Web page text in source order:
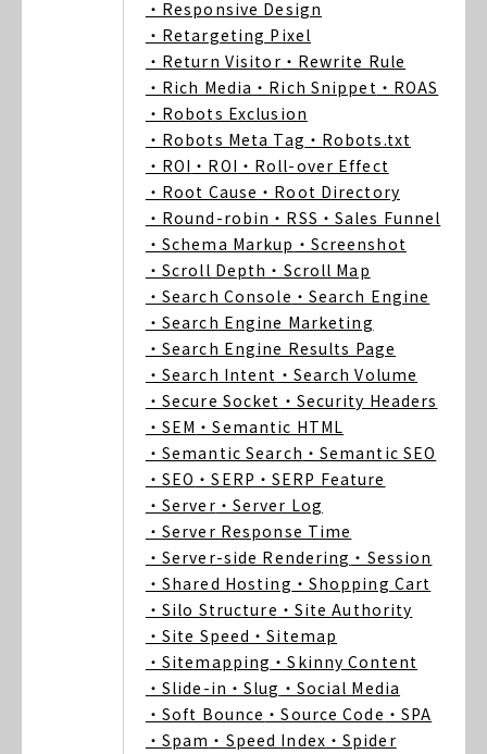
・Responsive Design
・Retargeting Pixel
・Return Visitor ・Rewrite Rule
・Rich Media ・Rich Snippet ・ROAS
・Robots Exclusion
・Robots Meta Tag ・Robots.txt
・ROI ・ROI ・Roll-over Effect
・Root Cause ・Root Directory
・Round-robin ・RSS ・Sales Funnel
・Schema Markup ・Screenshot
・Scroll Depth ・Scroll Map
・Search Console ・Search Engine
・Search Engine Marketing
・Search Engine Results Page
・Search Intent ・Search Volume
・Secure Socket ・Security Headers
・SEM ・Semantic HTML
・Semantic Search ・Semantic SEO
・SEO ・SERP ・SERP Feature
・Server ・Server Log
・Server Response Time
・Server-side Rendering ・Session
・Shared Hosting ・Shopping Cart
・Silo Structure ・Site Authority
・Site Speed ・Sitemap
・Sitemapping ・Skinny Content
・Slide-in ・Slug ・Social Media
・Soft Bounce ・Source Code ・SPA
・Spam ・Speed Index ・Spider